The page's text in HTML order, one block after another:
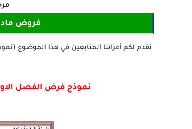
فروض مادة
نقدم لكم أعزائنا المتابعين في هذا الموضوع (نموذج فرض (02) اللغة العربية للسنة 4 ابتدائي - الجيل الثاني)
نموذج فرض الفصل الاول (02) اللغة العربية للسنة 4 ابتدائي -